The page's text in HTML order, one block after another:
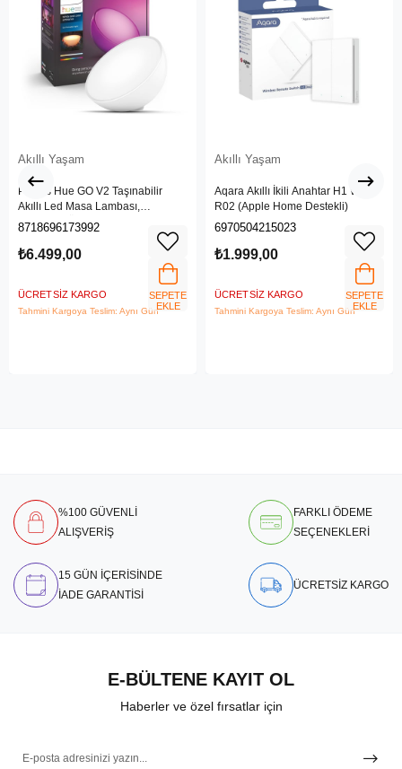
Akıllı Yaşam
Philips Hue GO V2 Taşınabilir
Akıllı Led Masa Lambası,
Bluetooth Özellikli, Beyaz ve
8718696173992
₺6.499,00
ÜCRETSIZ KARGO
Tahmini Kargoya Teslim: Aynı Gün
SEPETE
EKLE
Akıllı Yaşam
Aqara Akıllı İkili Anahtar H1 WRS-
R02 (Apple Home Destekli)
6970504215023
₺1.999,00
ÜCRETSIZ KARGO
Tahmini Kargoya Teslim: Aynı Gün
SEPETE
EKLE
%100 GÜVENLİ
ALIŞVERİŞ
FARKLI ÖDEME
SEÇENEKLERİ
15 GÜN İÇERİSİNDE
İADE GARANTİSİ
ÜCRETSİZ KARGO
E-BÜLTENE KAYIT OL
Haberler ve özel fırsatlar için